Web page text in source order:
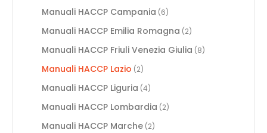
Manuali HACCP Campania (6)
Manuali HACCP Emilia Romagna (2)
Manuali HACCP Friuli Venezia Giulia (8)
Manuali HACCP Lazio (2)
Manuali HACCP Liguria (4)
Manuali HACCP Lombardia (2)
Manuali HACCP Marche (2)